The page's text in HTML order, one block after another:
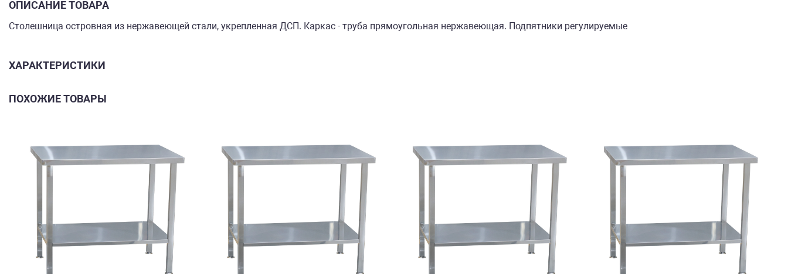
ОПИСАНИЕ ТОВАРА
Столешница островная из нержавеющей стали, укрепленная ДСП. Каркас - труба прямоугольная нержавеющая. Подпятники регулируемые
ХАРАКТЕРИСТИКИ
ПОХОЖИЕ ТОВАРЫ